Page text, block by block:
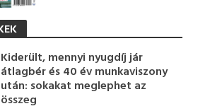
Kiderült, mennyi nyugdíj jár
átlagbér és 40 év munkaviszony
után: sokakat meglephet az
összeg